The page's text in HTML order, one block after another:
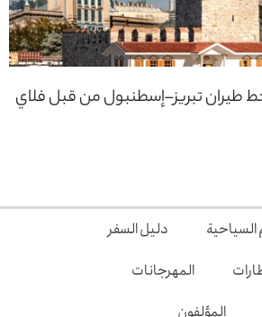
طيران تبريز–إسطنبول من قبل فلاي
السياحية
دليل السفر
المهرجانات
المؤلفون